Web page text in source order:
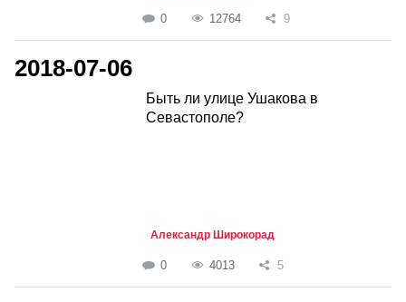
0 12764 9
2018-07-06
Быть ли улице Ушакова в
Севастополе?
Александр Широкорад
0 4013 5